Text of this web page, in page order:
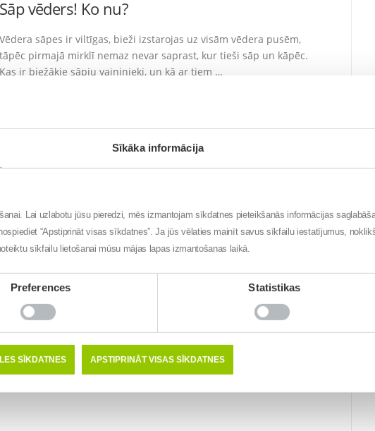
Sīkāka informācija
Lai uzlabotu jūsu pieredzi, mēs izmantojam sīkdatnes pieteikšanās informācijas
“Apstiprināt visas sīkdatnes”. Ja jūs vēlaties mainīt savus sīkfailu iestatījumus,
sīkfailu lietošanai mūsu mājas lapas izmantošanas laikā.
Preferences Statistikas
SĪKDATNES APSTIPRINĀT VISAS SĪKDATNES
Sāp vēders! Ko nu?
Vēdera sāpes ir viltīgas, bieži izstarojas uz visām vēdera pusēm,
tāpēc pirmajā mirklī nemaz nevar saprast, kur tieši sāp un kāpēc.
Kas ir biežākie sāpju vaininieki, un kā ar tiem …
/ TĒMA:GREMOŠANAS SISTĒMA
Ugungrēks vēderā
un nepatīkama dedzināšana rīklē, ko rada atvilnis. Konsultē
gremošanas slimību centra Gastro gastroenteroloģe un
endoskopiste ILZE KIKUSTE Gremošanas …
LASĪT VAIRĀK